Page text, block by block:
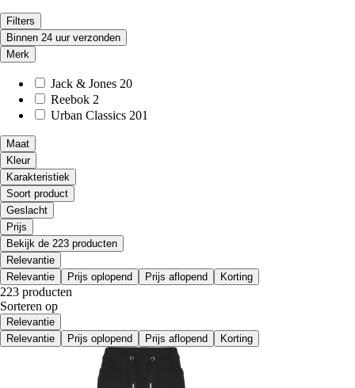
Filters
Binnen 24 uur verzonden
Merk
Jack & Jones 20
Reebok 2
Urban Classics 201
Maat
Kleur
Karakteristiek
Soort product
Geslacht
Prijs
Bekijk de 223 producten
Relevantie
Relevantie
Prijs oplopend Prijs aflopend Korting
223 producten
Sorteren op
Relevantie
Relevantie
Prijs oplopend Prijs aflopend Korting